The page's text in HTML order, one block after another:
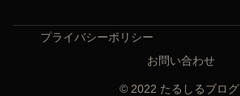
プライバシーポリシー
お問い合わせ
© 2022 たるしるブログ.